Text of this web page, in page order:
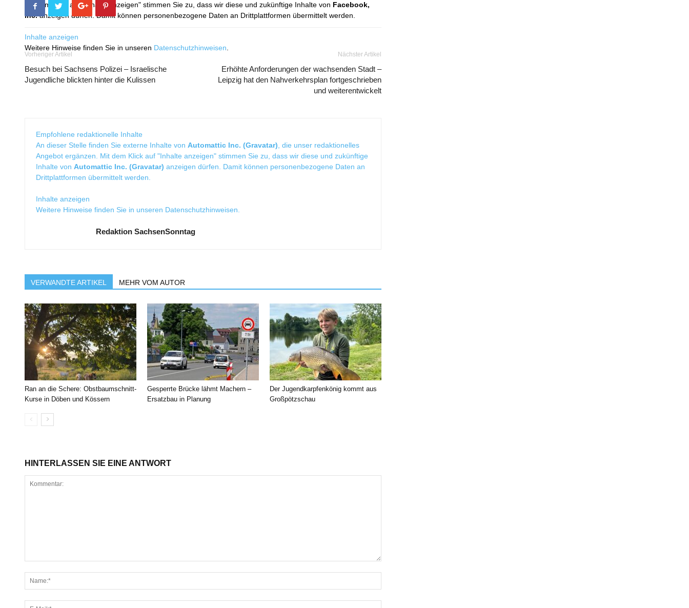
Mit dem Klick auf "Inhalte anzeigen" stimmen Sie zu, dass wir diese und zukünftige Inhalte von Facebook,
Inc.anzeigen dürfen. Damit können personenbezogene Daten an Drittplattformen übermittelt werden.
Inhalte anzeigen
Weitere Hinweise finden Sie in unseren Datenschutzhinweisen
Vorheriger Artikel
Besuch bei Sachsens Polizei – Israelische
Jugendliche blickten hinter die Kulissen
Nächster Artikel
Erhöhte Anforderungen der wachsenden Stadt –
Leipzig hat den Nahverkehrsplan fortgeschrieben
und weiterentwickelt
Empfohlene redaktionelle Inhalte
An dieser Stelle finden Sie externe Inhalte von Automattic Inc. (Gravatar) , die unser redaktionelles
Angebot ergänzen. Mit dem Klick auf "Inhalte anzeigen" stimmen Sie zu, dass wir diese und zukünftige
Inhalte von Automattic Inc. (Gravatar) anzeigen dürfen. Damit können personenbezogene Daten an
Drittplattformen übermittelt werden.
Inhalte anzeigen
Weitere Hinweise finden Sie in unseren Datenschutzhinweisen
Redaktion SachsenSonntag
VERWANDTE ARTIKEL MEHR VOM AUTOR
Ran an die Schere: Obstbaumschnitt-
Kurse in Döben und Kössern
Gesperrte Brücke lähmt Machern –
Ersatzbau in Planung
Der Jugendkarpfenkönig kommt aus
Großpötzschau
HINTERLASSEN SIE EINE ANTWORT